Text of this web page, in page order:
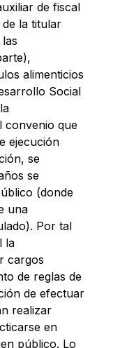
de fiscal
la titular
alimenticios
Social
convenio que
ejecución
se
se
(donde
una
Por tal
la
cargos
de reglas de
de efectuar
realizar
en
público. Lo